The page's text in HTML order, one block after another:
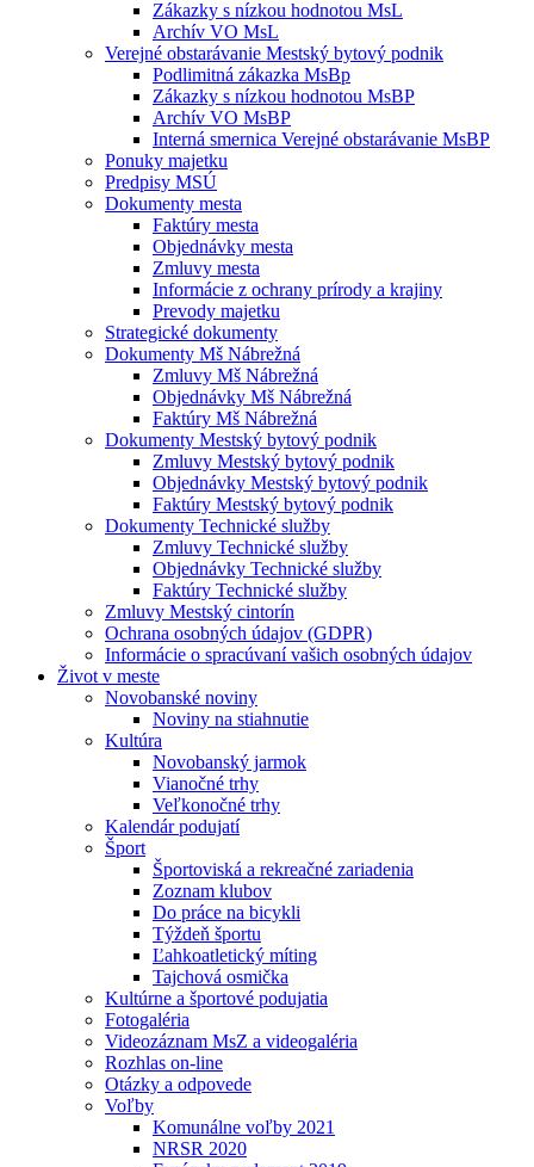
Zákazky s nízkou hodnotou MsL
Archív VO MsL
Verejné obstarávanie Mestský bytový podnik
Podlimitná zákazka MsBp
Zákazky s nízkou hodnotou MsBP
Archív VO MsBP
Interná smernica Verejné obstarávanie MsBP
Ponuky majetku
Predpisy MSÚ
Dokumenty mesta
Faktúry mesta
Objednávky mesta
Zmluvy mesta
Informácie z ochrany prírody a krajiny
Prevody majetku
Strategické dokumenty
Dokumenty Mš Nábrežná
Zmluvy Mš Nábrežná
Objednávky Mš Nábrežná
Faktúry Mš Nábrežná
Dokumenty Mestský bytový podnik
Zmluvy Mestský bytový podnik
Objednávky Mestský bytový podnik
Faktúry Mestský bytový podnik
Dokumenty Technické služby
Zmluvy Technické služby
Objednávky Technické služby
Faktúry Technické služby
Zmluvy Mestský cintorín
Ochrana osobných údajov (GDPR)
Informácie o spracúvaní vašich osobných údajov
Život v meste
Novobanské noviny
Noviny na stiahnutie
Kultúra
Novobanský jarmok
Vianočné trhy
Veľkonočné trhy
Kalendár podujatí
Šport
Športoviská a rekreačné zariadenia
Zoznam klubov
Do práce na bicykli
Týždeň športu
Ľahkoatletický míting
Tajchová osmička
Kultúrne a športové podujatia
Fotogaléria
Videozáznam MsZ a videogaléria
Rozhlas on-line
Otázky a odpovede
Voľby
Komunálne voľby 2021
NRSR 2020